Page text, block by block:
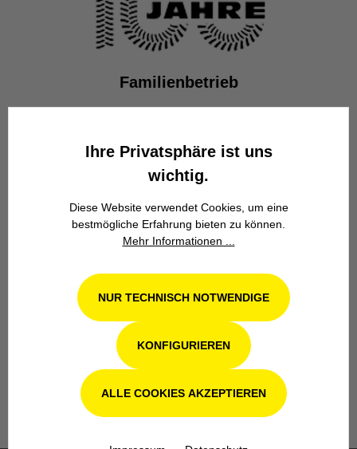
Familienbetrieb
Kompetenz, Innovation und
Zuverlässigkeit.
Werkstatt in Odenthal / Köln
Unsere Fachwerkstatt für Garten-, Forst-
und Landtechnik- Geräte in Odenthal bei
Köln steht Ihnen auch nach dem Kauf mit
Rat und Tat zur Seite.
Ihre Privatsphäre ist uns
wichtig.
Diese Website verwendet Cookies, um eine
bestmögliche Erfahrung bieten zu können.
Mehr Informationen ...
NUR TECHNISCH NOTWENDIGE
KONFIGURIEREN
ALLE COOKIES AKZEPTIEREN